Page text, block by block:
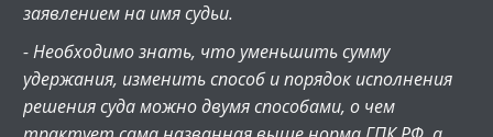
заявлением на имя судьи.
- Необходимо знать, что уменьшить сумму
удержания, изменить способ и порядок исполнения
решения суда можно двумя способами, о чем